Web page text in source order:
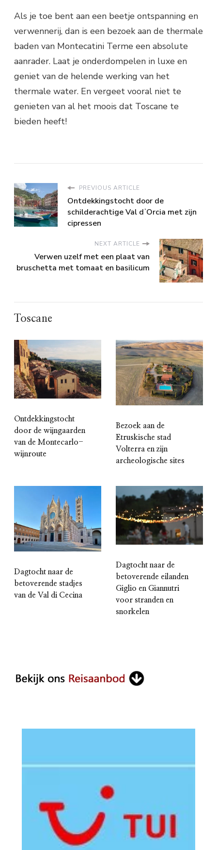
Als je toe bent aan een beetje ontspanning en
verwennerij, dan is een bezoek aan de thermale
baden van Montecatini Terme een absolute
aanrader. Laat je onderdompelen in luxe en
geniet van de helende werking van het
thermale water. En vergeet vooral niet te
genieten van al het moois dat Toscane te
bieden heeft!
PREVIOUS ARTICLE
Ontdekkingstocht door de
schilderachtige Val dʼOrcia met zijn
cipressen
NEXT ARTICLE
Verwen uzelf met een plaat van
bruschetta met tomaat en basilicum
Toscane
Ontdekkingstocht
door de wijngaarden
van de Montecarlo-
wijnroute
Bezoek aan de
Etruskische stad
Volterra en zijn
archeologische sites
Dagtocht naar de
betoverende stadjes
van de Val di Cecina
Dagtocht naar de
betoverende eilanden
Giglio en Giannutri
voor stranden en
snorkelen